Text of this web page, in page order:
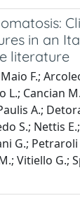
in an
literature
F.;
L.; Cancian
A.;
S.; Nettis
G.; Petraroli
Vitiello G.;